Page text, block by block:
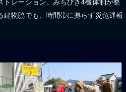
トレーション。みちびき4機体制が整
建物脇でも、時間帯に拠らず災危通報